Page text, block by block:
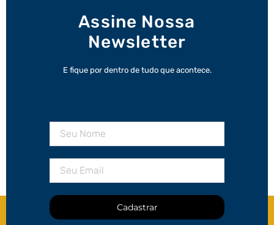
Assine Nossa
Newsletter
E fique por dentro de tudo que acontece.
Cadastrar